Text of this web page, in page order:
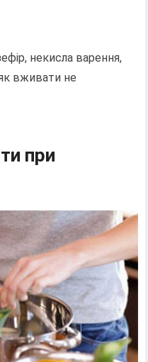
некисла варення,
вживати не
при